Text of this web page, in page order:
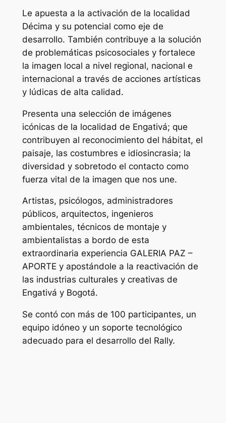
Le apuesta a la activación de la localidad
Décima y su potencial como eje de
desarrollo. También contribuye a la solución
de problemáticas psicosociales y fortalece
la imagen local a nivel regional, nacional e
internacional a través de acciones artísticas
y lúdicas de alta calidad.
Presenta una selección de imágenes
icónicas de la localidad de Engativá; que
contribuyen al reconocimiento del hábitat, el
paisaje, las costumbres e idiosincrasia; la
diversidad y sobretodo el contacto como
fuerza vital de la imagen que nos une.
Artistas, psicólogos, administradores
públicos, arquitectos, ingenieros
ambientales, técnicos de montaje y
ambientalistas a bordo de esta
extraordinaria experiencia GALERIA PAZ –
APORTE y apostándole a la reactivación de
las industrias culturales y creativas de
Engativá y Bogotá.
Se contó con más de 100 participantes, un
equipo idóneo y un soporte tecnológico
adecuado para el desarrollo del Rally.